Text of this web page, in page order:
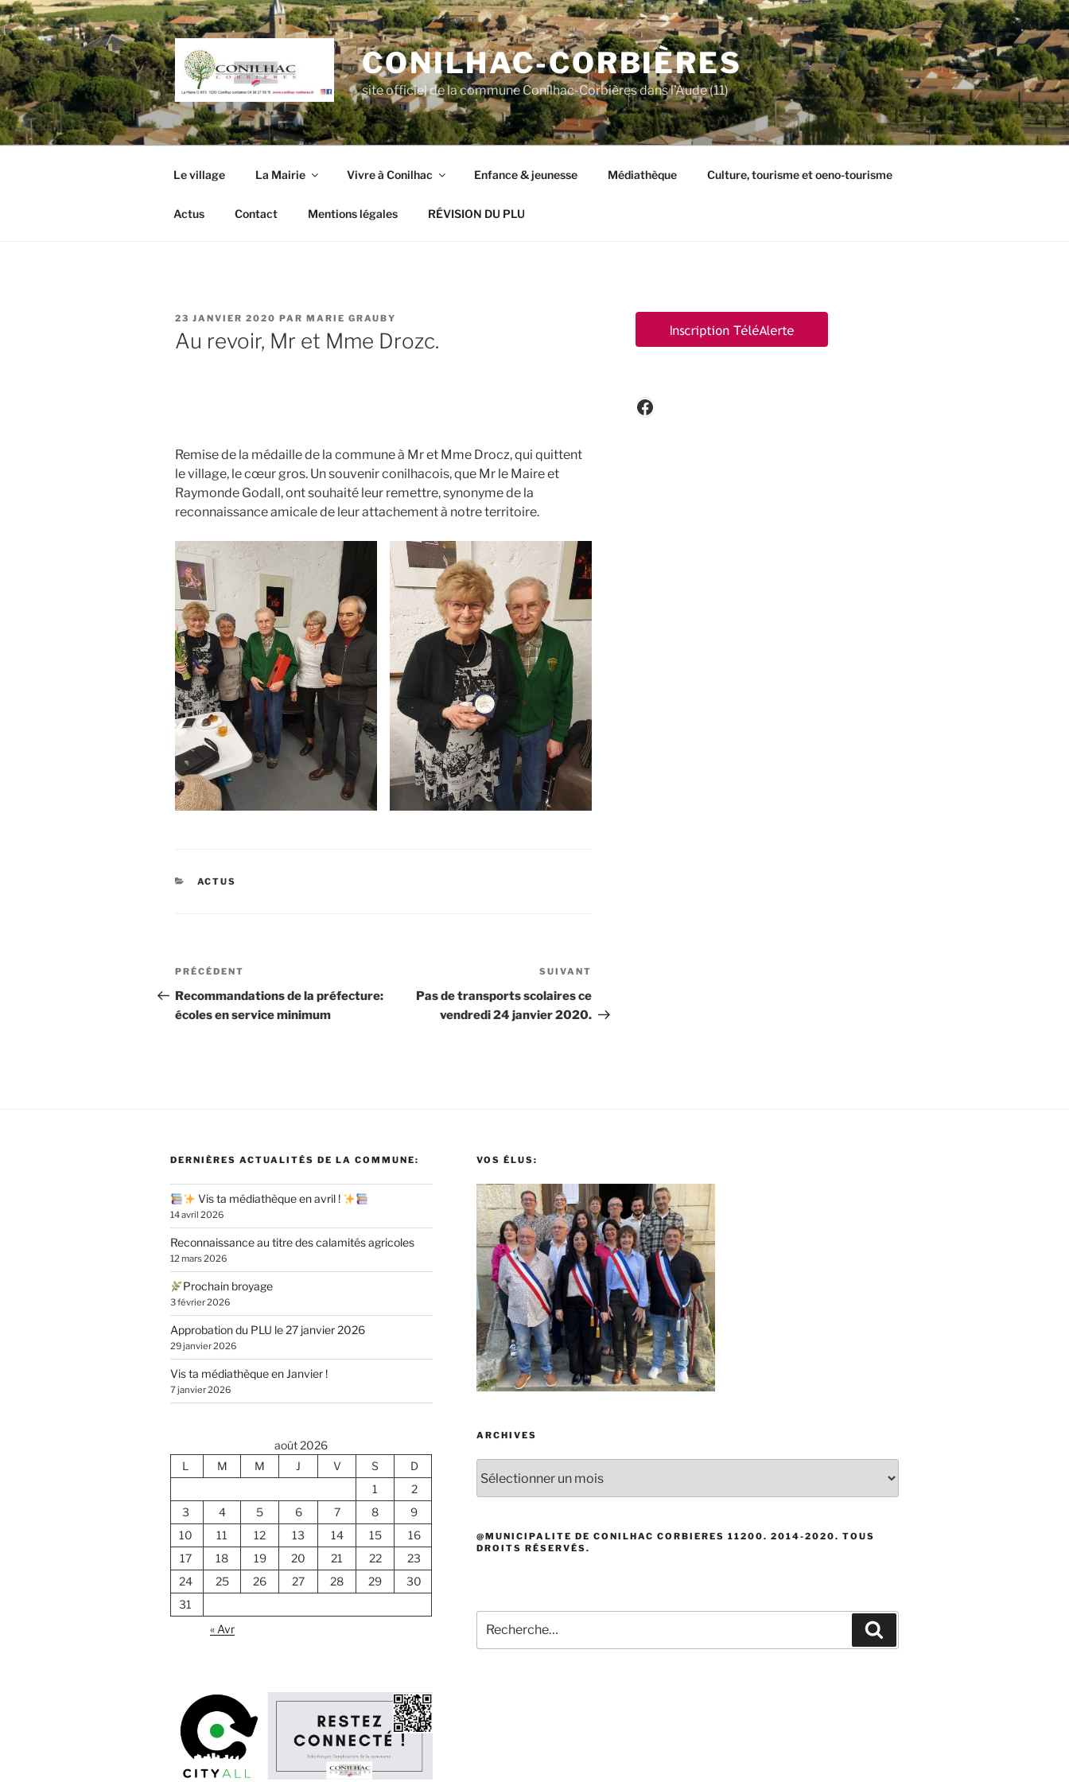
Aller
au
contenu
principal
CONILHAC-CORBIÈRES
site officiel de la commune Conilhac-Corbières dans l'Aude (11)
Le village La Mairie Vivre à Conilhac Enfance & jeunesse Médiathèque Culture, tourisme et oeno-tourisme
Actus Contact Mentions légales RÉVISION DU PLU
PUBLIÉ
LE
23 JANVIER 2020 PAR MARIE GRAUBY
Au revoir, Mr et Mme Drozc.
Remise de la médaille de la commune à Mr et Mme Drocz, qui quittent
le village, le cœur gros. Un souvenir conilhacois, que Mr le Maire et
Raymonde Godall, ont souhaité leur remettre, synonyme de la
reconnaissance amicale de leur attachement à notre territoire.
CATÉGORIES
ACTUS
Navigation
de
l’article
Article
précédent
PRÉCÉDENT
Recommandations de la préfecture:
écoles en service minimum
suivant
SUIVANT
Pas de transports scolaires ce
vendredi 24 janvier 2020.
Facebook
DERNIÈRES ACTUALITÉS DE LA COMMUNE:
Vis ta médiathèque en avril !
14 avril 2026
Reconnaissance au titre des calamités agricoles
12 mars 2026
Prochain broyage
3 février 2026
Approbation du PLU le 27 janvier 2026
29 janvier 2026
Vis ta médiathèque en Janvier !
7 janvier 2026
août 2026
L
M M J V S
D
1
2
3
4 5 6 7 8
9
10
11 12 13 14 15
16
17
18 19 20 21 22
23
24
25 26 27 28 29
30
31
« Avr
VOS ÉLUS:
ARCHIVES
@MUNICIPALITE DE CONILHAC CORBIERES 11200. 2014-2020. TOUS
DROITS RÉSERVÉS.
pour
: